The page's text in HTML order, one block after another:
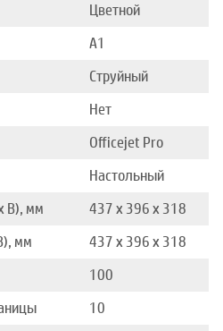
Цветной
A1
Струйный
Нет
Officejet Pro
Настольный
В), мм
437 x 396 x 318
мм
437 x 396 x 318
100
10